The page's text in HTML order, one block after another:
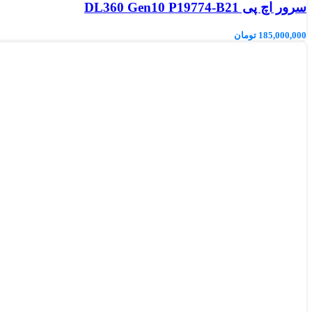
سرور اچ پی DL360 Gen10 P19774-B21
185,000,000 تومان